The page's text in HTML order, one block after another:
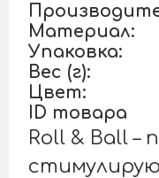
Материал:
Упаковка:
Вес (г):
Цвет:
ID товара
Roll & Ball –